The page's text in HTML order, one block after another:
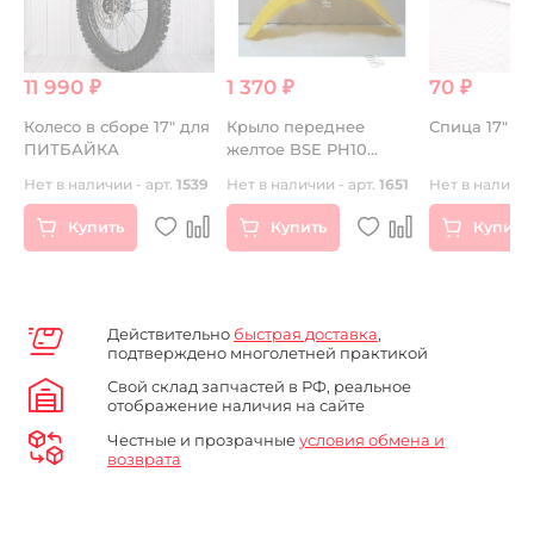
11 990 ₽
Колесо в сборе 17" для
ПИТБАЙКА
Нет в наличии - арт. 1539
Купить
1 370 ₽
Крыло переднее
желтое BSE PH10
Нет в наличии - арт. 1651
Купить
70 ₽
Спица 17" 90
Нет в
Купить
Действительно быстрая доставка,
подтверждено многолетней практикой
Свой склад запчастей в РФ, реальное
отображение наличия на сайте
Честные и прозрачныеусловия обмена и
возврата